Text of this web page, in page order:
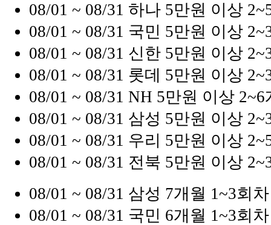
08/01 ~ 08/31 하나 5만원 이상
08/01 ~ 08/31 국민 5만원 이상
08/01 ~ 08/31 신한 5만원 이상
08/01 ~ 08/31 롯데 5만원 이상
08/01 ~ 08/31 NH 5만원 이상
08/01 ~ 08/31 삼성 5만원 이상
08/01 ~ 08/31 우리 5만원 이상
08/01 ~ 08/31 전북 5만원 이상
08/01 ~ 08/31 삼성 7개월 1~3회
08/01 ~ 08/31 국민 6개월 1~3회